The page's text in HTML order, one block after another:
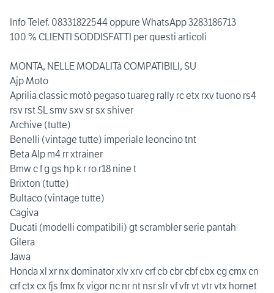
Info Telef. 08331822544 oppure WhatsApp 3283186713
100 % CLIENTI SODDISFATTI per questi articoli
MONTA, NELLE MODALITà COMPATIBILI, SU
Ajp Moto
Aprilia classic motò pegaso tuareg rally rc etx rxv tuono rs4
rsv rst SL smv sxv sr sx shiver
Archive (tutte)
Benelli (vintage tutte) imperiale leoncino tnt
Beta Alp m4 rr xtrainer
Bmw c f g gs hp k r ro r18 nine t
Brixton (tutte)
Bultaco (vintage tutte)
Cagiva
Ducati (modelli compatibili) gt scrambler serie pantah
Gilera
Jawa
Honda xl xr nx dominator xlv xrv crf cb cbr cbf cbx cg cmx cn
crf ctx cx fjs fmx fx vigor nc nr nt nsr slr vf vfr vt vtr vtx hornet